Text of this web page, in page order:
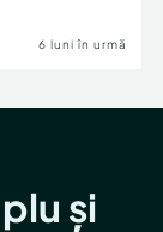
6 luni în urmă
și